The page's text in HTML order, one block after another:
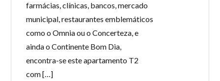
farmácias, clínicas, bancos, mercado
municipal, restaurantes emblemáticos
como o Omnia ou o Concerteza, e
ainda o Continente Bom Dia,
encontra-se este apartamento T2
com […]